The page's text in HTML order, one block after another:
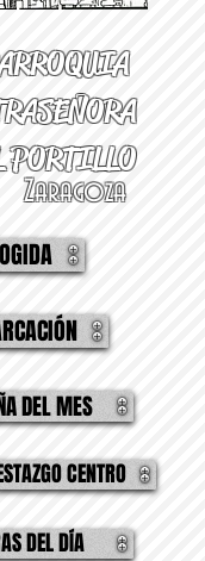
SEÑORA
PORTILLO
Zaragoza
DEL MES
CENTRO
DEL DÍA